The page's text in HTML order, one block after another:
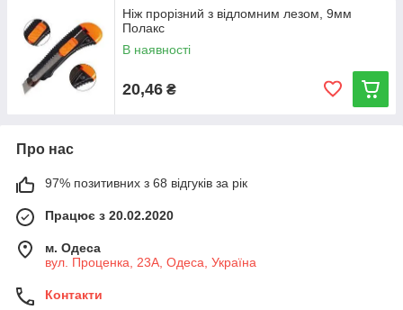
Ніж прорізний з відломним лезом, 9мм
Полакс
В наявності
20,46 ₴
Про нас
97% позитивних з 68 відгуків за рік
Працює з 20.02.2020
м. Одеса
вул. Проценка, 23А, Одеса, Україна
Контакти